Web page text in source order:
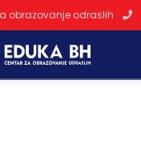
obrazovanje odraslih